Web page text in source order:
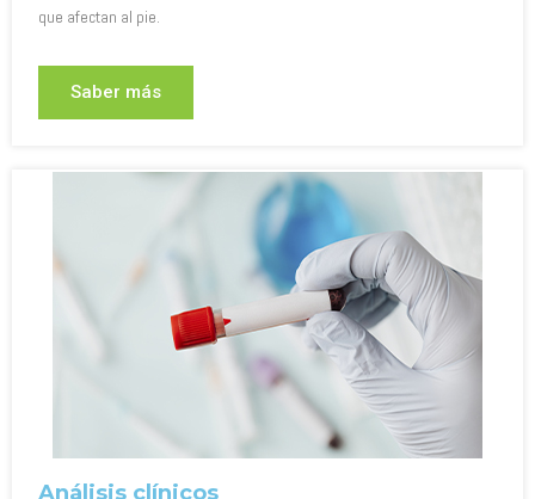
que afectan al pie.
Saber más
Análisis clínicos